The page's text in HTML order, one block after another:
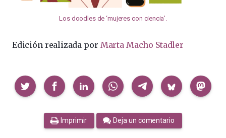
Los doodles de ‘mujeres con ciencia’.
Edición realizada por Marta Macho Stadler
Compartir
Imprimir Deja un comentario